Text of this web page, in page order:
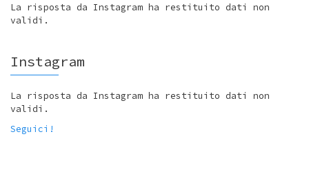
La risposta da Instagram ha restituito dati non
validi.
Instagram
La risposta da Instagram ha restituito dati non
validi.
Seguici!